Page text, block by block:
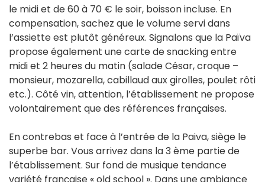
le midi et de 60 à 70 € le soir, boisson incluse. En
compensation, sachez que le volume servi dans
l’assiette est plutôt généreux. Signalons que la Païva
propose également une carte de snacking entre
midi et 2 heures du matin (salade César, croque –
monsieur, mozarella, cabillaud aux girolles, poulet rôti
etc.). Côté vin, attention, l’établissement ne propose
volontairement que des références françaises.
En contrebas et face à l’entrée de la Paiva, siège le
superbe bar. Vous arrivez dans la 3 ème partie de
l’établissement. Sur fond de musique tendance